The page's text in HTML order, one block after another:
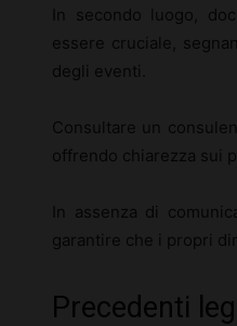
In secondo luogo,
essere cruciale,
degli eventi.
Consultare un
offrendo chiarezza sui
In assenza di
garantire che i propri
Precedenti